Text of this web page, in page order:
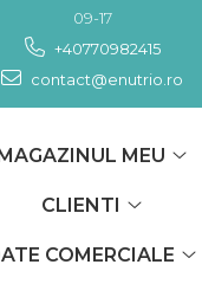
09-17
+40770982415
contact@enutrio.ro
MEU
CLIENTI
COMERCIALE